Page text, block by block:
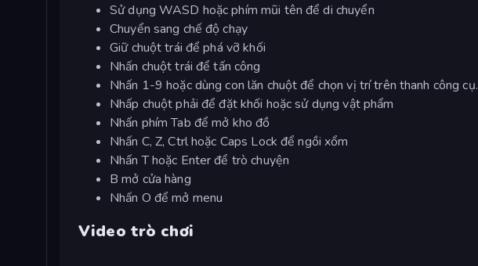
Sử dụng WASD hoặc phím mũi tên để di chuyển
Chuyển sang chế độ chạy
Giữ chuột trái để phá vỡ khối
Nhấn chuột trái để tấn công
Nhấn 1-9 hoặc dùng con lăn chuột để chọn vị trí trên thanh công cụ.
Nhấp chuột phải để đặt khối hoặc sử dụng vật phẩm
Nhấn phím Tab để mở kho đồ
Nhấn C, Z, Ctrl hoặc Caps Lock để ngồi xổm
Nhấn T hoặc Enter để trò chuyện
B mở cửa hàng
Nhấn O để mở menu
Video trò chơi